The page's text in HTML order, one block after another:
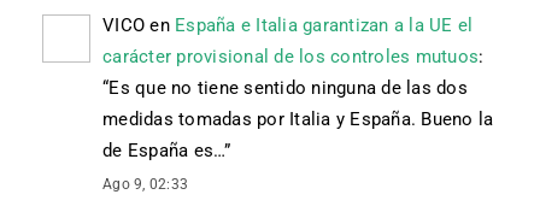
VICO en España e Italia garantizan a la UE el
carácter provisional de los controles mutuos:
“Es que no tiene sentido ninguna de las dos
medidas tomadas por Italia y España. Bueno la
de España es…”
Ago 9, 02:33